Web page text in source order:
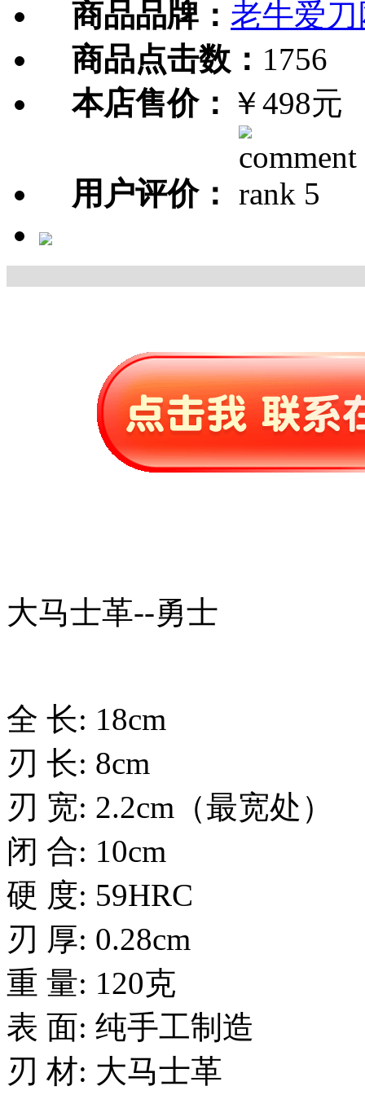
商品品牌： 老牛爱刀
商品点击数： 1756
本店售价： ￥498元
用户评价：
大马士革--勇士
全 长: 18cm
刃 长: 8cm
刃 宽: 2.2cm（最宽处）
闭 合: 10cm
硬 度: 59HRC
刃 厚: 0.28cm
重 量: 120克
表 面: 纯手工制造
刃 材: 大马士革